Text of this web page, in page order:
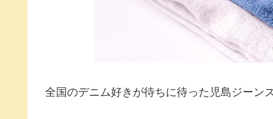
全国のデニム好きが待ちに待った児島ジーン